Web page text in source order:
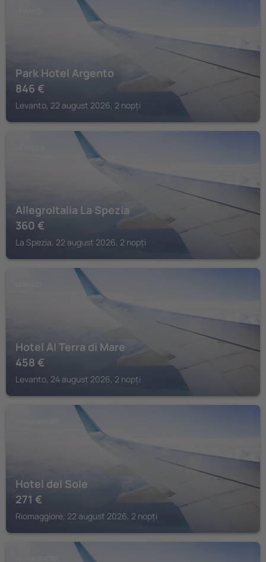
Park Hotel Argento
846 €
Levanto, 22 august 2026, 2 nopți
AllegroItalia La Spezia
360 €
La Spezia, 22 august 2026, 2 nopți
Hotel Al Terra di Mare
458 €
Levanto, 24 august 2026, 2 nopți
Hotel del Sole
271 €
Riomaggiore, 22 august 2026, 2 nopți